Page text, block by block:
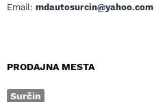
Email: mdautosurcin@yahoo.com
PRODAJNA MESTA
Surčin